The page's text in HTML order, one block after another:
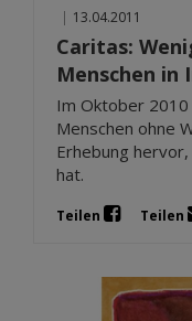
| 13.04.2011
Caritas:
Menschen in
Im Oktober 2010
Menschen ohne
Erhebung
hat.
Teilen Teilen